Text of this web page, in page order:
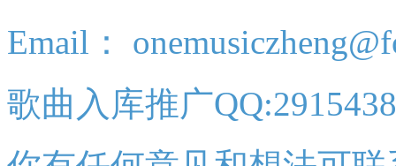
Email：
歌曲入库推广